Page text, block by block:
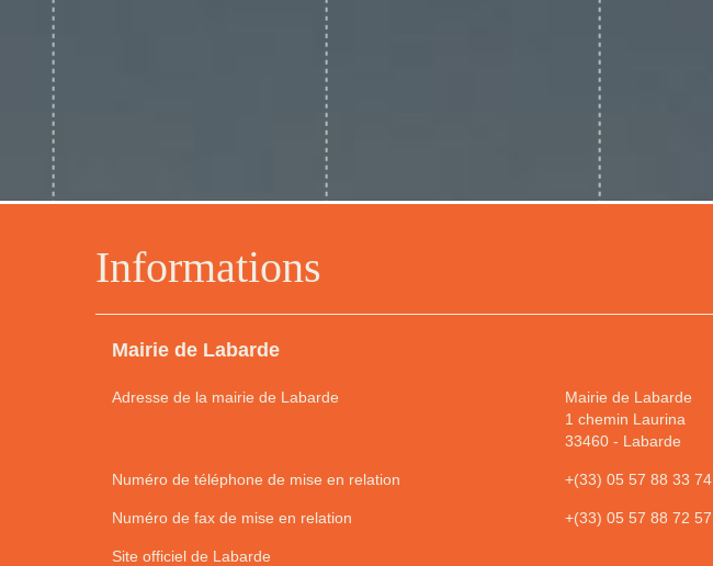
Informations
Mairie de Labarde
Adresse de la mairie de Labarde
Mairie de Labarde
1 chemin Laurina
33460- Labarde
Numéro de téléphone de mise en relation +(33) 05 57 88 33 74
Numéro de fax de mise en relation +(33) 05 57 88 72 57
Site officiel de Labarde